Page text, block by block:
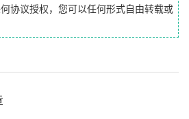
协议授权，您可以任何形式自由转载或